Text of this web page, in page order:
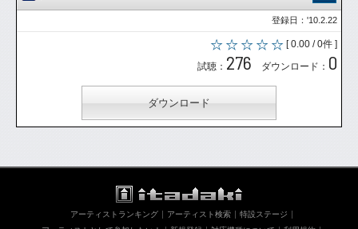
登録日：'10.2.22
[ 0.00 / 0件 ]
試聴： 276 ダウンロード： 0
ダウンロード
アーティストランキング アーティスト検索
特設ステージ